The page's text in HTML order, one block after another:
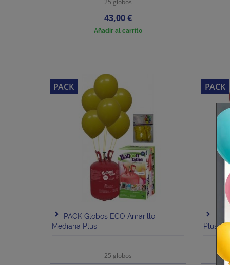
25 globos
Precio
43,00 €
Añadir al carrito
PACK Globos ECO Amarillo
Mediana Plus
25 globos
PACK
Plus
PACK